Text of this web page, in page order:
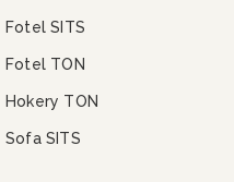
Fotel SITS
Fotel TON
Hokery TON
Sofa SITS